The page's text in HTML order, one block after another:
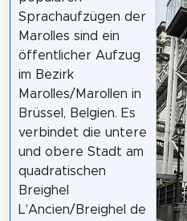
Sprachaufzügen der
Marolles sind ein
öffentlicher Aufzug
im Bezirk
Marolles/Marollen in
Brüssel, Belgien. Es
verbindet die untere
und obere Stadt am
quadratischen
Breighel
L'Ancien/Breighel de